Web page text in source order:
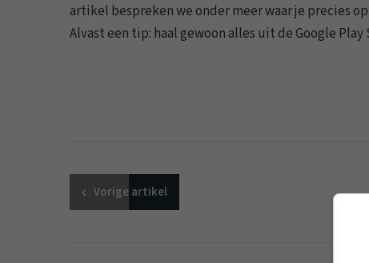
artikel bespreken we onder meer waar je precies
Alvast een tip: haal gewoon alles uit de Google Play
Vorigeartikel